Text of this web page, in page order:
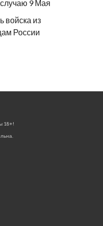
9 Мая
войска из
России
18+!